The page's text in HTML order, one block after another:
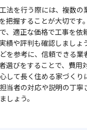
法を行う際には、複数の
把握することが大切です
、適正な価格で工事を依
績や評判も確認しましょ
を参考に、信頼できる業
選びをすることで、費用
して長く住める家づくり
当者の対応や説明の丁寧
しょう。